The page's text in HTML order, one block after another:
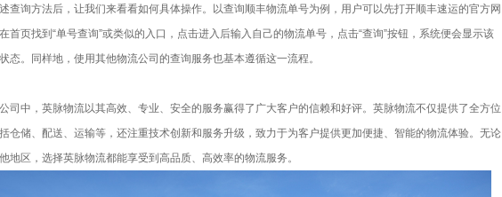
查询方法后，让我们来看看如何具体操作。以查询顺丰物流单号为例，用户可以先打开顺丰速运的官方网
首页找到“单号查询”或类似的入口，点击进入后输入自己的物流单号，点击“查询”按钮，系统便会显示该
态。同样地，使用其他物流公司的查询服务也基本遵循这一流程。
司中，英脉物流以其高效、专业、安全的服务赢得了广大客户的信赖和好评。英脉物流不仅提供了全方位
仓储、配送、运输等，还注重技术创新和服务升级，致力于为客户提供更加便捷、智能的物流体验。无论
地区，选择英脉物流都能享受到高品质、高效率的物流服务。